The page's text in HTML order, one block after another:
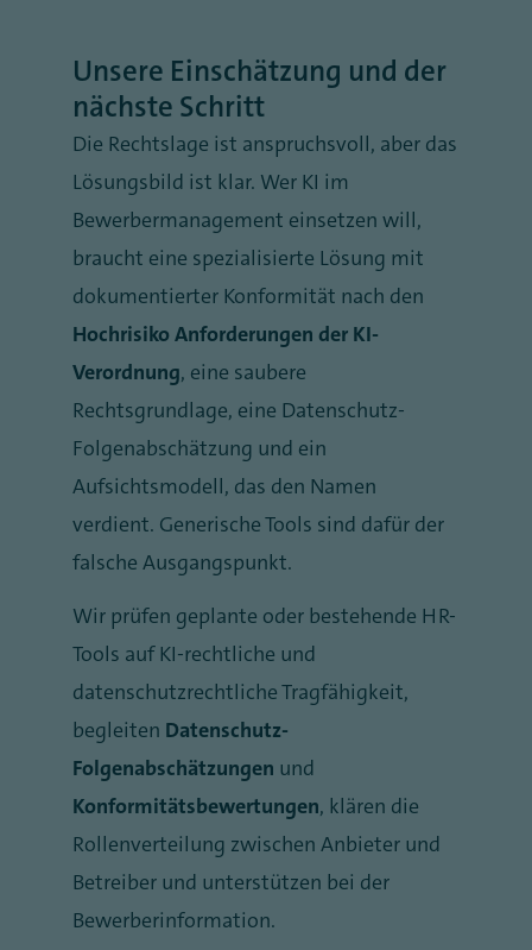
Unsere Einschätzung und der
nächste Schritt
Die Rechtslage ist anspruchsvoll, aber das
Lösungsbild ist klar. Wer KI im
Bewerbermanagement einsetzen will,
braucht eine spezialisierte Lösung mit
dokumentierter Konformität nach den
Hochrisiko Anforderungen der KI-
Verordnung, eine saubere
Rechtsgrundlage, eine Datenschutz-
Folgenabschätzung und ein
Aufsichtsmodell, das den Namen
verdient. Generische Tools sind dafür der
falsche Ausgangspunkt.
Wir prüfen geplante oder bestehende HR-
Tools auf KI-rechtliche und
datenschutzrechtliche Tragfähigkeit,
begleiten Datenschutz-
Folgenabschätzungen und
Konformitätsbewertungen, klären die
Rollenverteilung zwischen Anbieter und
Betreiber und unterstützen bei der
Bewerberinformation.